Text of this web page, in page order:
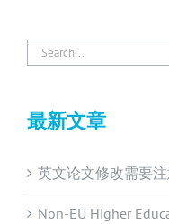
Search
for:
最新文章
英文论文修改需要
Non-EU Higher